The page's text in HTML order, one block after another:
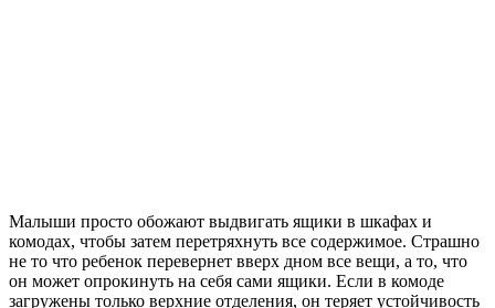
Малыши просто обожают выдвигать ящики в шкафах и
комодах, чтобы затем перетряхнуть все содержимое. Страшно
не то что ребенок перевернет вверх дном все вещи, а то, что
он может опрокинуть на себя сами ящики. Если в комоде
загружены только верхние отделения, он теряет устойчивость